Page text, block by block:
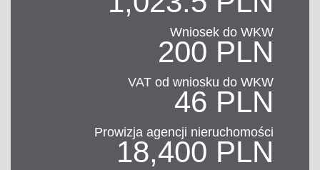
Wniosek do WKW
200 PLN
VAT od wniosku do WKW
46 PLN
Prowizja agencji nieruchomości
18,400 PLN